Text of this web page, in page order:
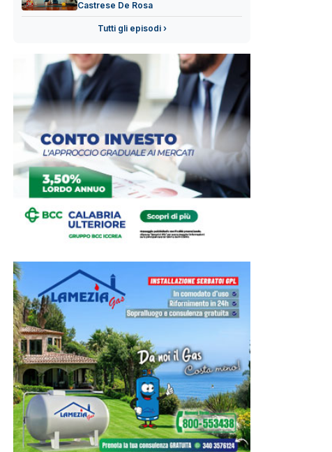
Castrese De Rosa
Tutti gli episodi ›